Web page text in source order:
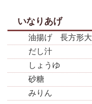
いなりあげ
油揚げ 長方形大
だし汁
しょうゆ
砂糖
みりん